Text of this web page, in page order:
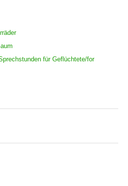
für Geflüchtete/for